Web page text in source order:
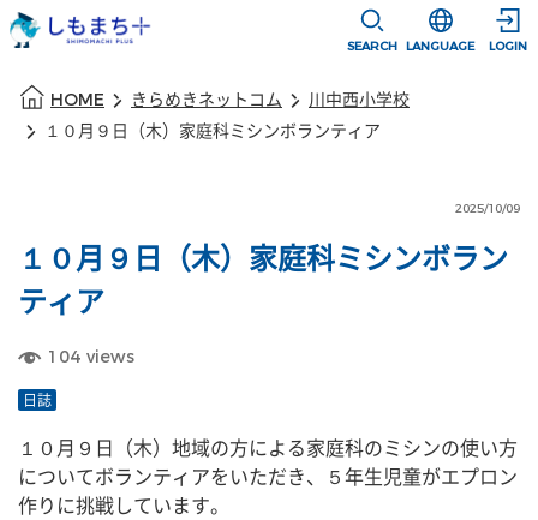
SEARCH
選択すると言
LANGUAGE LOGIN
HOME きらめきネットコム
川中西小学校
１０月９日（木）家庭科ミシンボランティア
2025/10/09
１０月９日（木）家庭科ミシンボラン
ティア
104 views
日誌
１０月９日（木）地域の方による家庭科のミシンの使い方
についてボランティアをいただき、５年生児童がエプロン
作りに挑戦しています。